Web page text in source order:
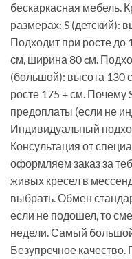
бескаркасная мебель.
размерах: S (детский):
Подходит при росте до
см, ширина 80 cм.
(большой): высота 130
росте 175 + см. Почему
предоплаты (если не
Индивидуальный
Консультация от
оформляем заказ за
живых кресел в
выбрать. Обмен
если не подошел, то
недели. Самый
Безупречное качество.